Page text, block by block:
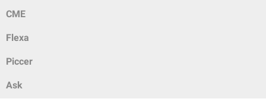
CME
Flexa
Piccer
Ask